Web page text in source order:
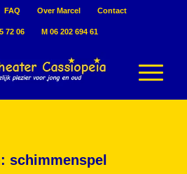
FAQ Over Marcel Contact
72 06 M 06 202 694 61
schimmenspel